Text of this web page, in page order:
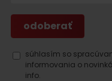
súhlasím so
informovania o
info.